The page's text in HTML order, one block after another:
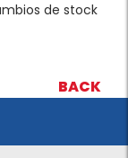
de stock
BACK